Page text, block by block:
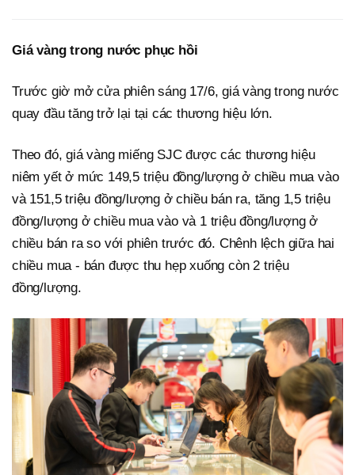
Giá vàng trong nước phục hồi
Trước giờ mở cửa phiên sáng 17/6, giá vàng trong nước
quay đầu tăng trở lại tại các thương hiệu lớn.
Theo đó, giá vàng miếng SJC được các thương hiệu
niêm yết ở mức 149,5 triệu đồng/lượng ở chiều mua vào
và 151,5 triệu đồng/lượng ở chiều bán ra, tăng 1,5 triệu
đồng/lượng ở chiều mua vào và 1 triệu đồng/lượng ở
chiều bán ra so với phiên trước đó. Chênh lệch giữa hai
chiều mua - bán được thu hẹp xuống còn 2 triệu
đồng/lượng.